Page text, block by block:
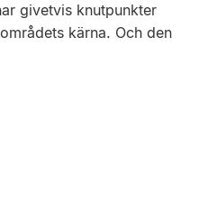
givetvis knutpunkter
kärna. Och den